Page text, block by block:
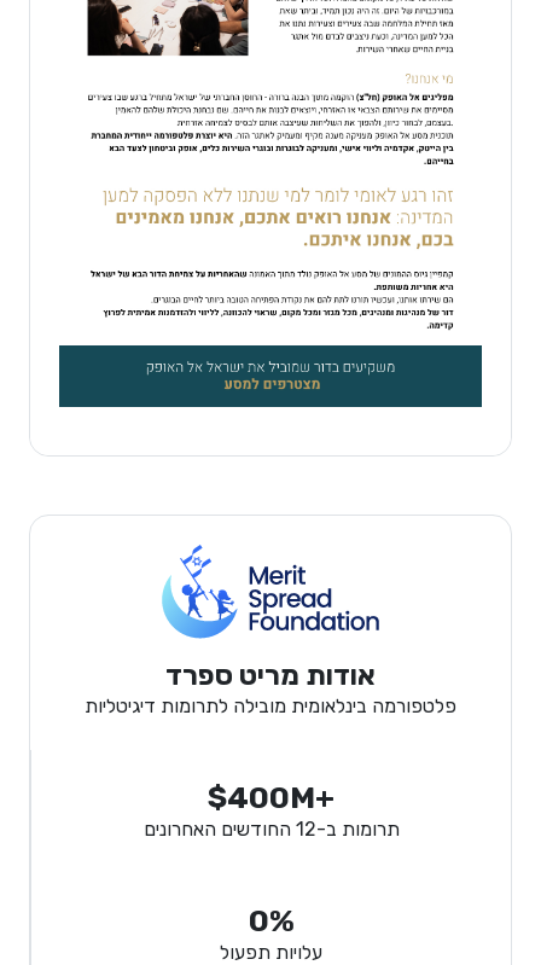
אודות מריט ספרד
פלטפורמה בינלאומית מובילה לתרומות דיגיטליות
$400M+
תרומות ב-12 החודשים האחרונים
0%
עלויות תפעול